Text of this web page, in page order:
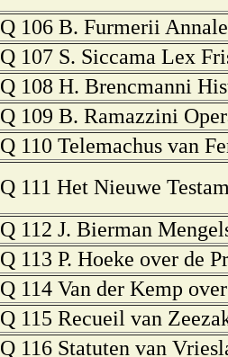
Q 106 B. Furmerii
Q 107 S. Siccama Lex
Q 108 H. Brencmanni
Q 109 B. Ramazzini
Q 110 Telemachus van
Q 111 Het Nieuwe
Q 112 J. Bierman
Q 113 P. Hoeke over de
Q 114 Van der Kemp
Q 115 Recueil van
Q 116 Statuten van